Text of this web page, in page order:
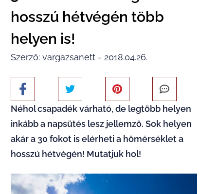
hosszú hétvégén több
helyen is!
Szerző: vargazsanett - 2018.04.26.
Néhol csapadék várható, de legtöbb helyen
inkább a napsütés lesz jellemző. Sok helyen
akár a 30 fokot is elérheti a hőmérséklet a
hosszú hétvégén! Mutatjuk hol!